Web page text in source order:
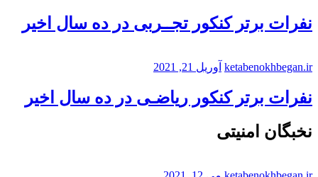
نفرات برتر کنکور تجــربی در ده سال اخیر
ketabenokhbegan.ir آوریل 21, 2021
نفرات برتر کنکور ریاضـی در ده سال اخیر
نخبگان امنیتی